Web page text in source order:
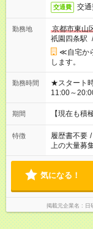
交通費 交
勤務地
京都市東山
祇園四条駅
≪自宅か
します。
勤務時間
★スタート時間選べます ～シフ
11:00～20:00 など 残業な
ご相談ください。 ※Wワークの場合当社
間が週40時
期間 【現在も積
特徴 履歴書不要 /
上の大量募
気になる！
掲載元企業名 日